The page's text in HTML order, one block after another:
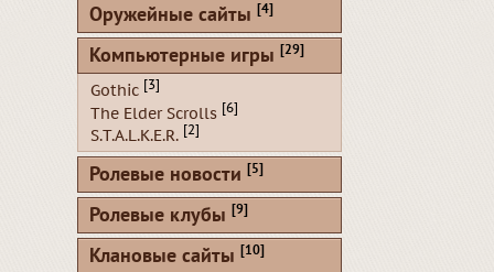
Оружейные сайты [4]
Компьютерные игры [29]
Gothic [3]
The Elder Scrolls [6]
S.T.A.L.K.E.R. [2]
Ролевые новости [5]
Ролевые клубы [9]
Клановые сайты [10]